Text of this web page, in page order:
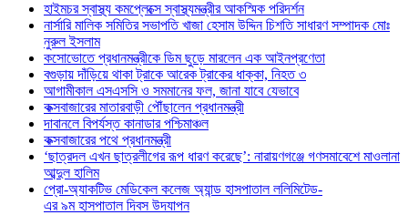
হাইমচর স্বাস্থ্য কমপ্লেক্সে স্বাস্থ্যমন্ত্রীর আকস্মিক পরিদর্শন
নার্সারি মালিক সমিতির সভাপতি খাজা হেসাম উদ্দিন চিশতি সাধারণ সম্পাদক মোঃ
নুরুল ইসলাম
কসোভোতে প্রধানমন্ত্রীকে ডিম ছুড়ে মারলেন এক আইনপ্রণেতা
বগুড়ায় দাঁড়িয়ে থাকা ট্রাকে আরেক ট্রাকের ধাক্কা, নিহত ৩
আগামীকাল এসএসসি ও সমমানের ফল, জানা যাবে যেভাবে
কক্সবাজারের মাতারবাড়ী পৌঁছালেন প্রধানমন্ত্রী
দাবানলে বিপর্যস্ত কানাডার পশ্চিমাঞ্চল
কক্সবাজারের পথে প্রধানমন্ত্রী
‘ছাত্রদল এখন ছাত্রলীগের রূপ ধারণ করেছে’: নারায়ণগঞ্জে গণসমাবেশে মাওলানা
আব্দুল হালিম
প্রো-অ্যাকটিভ মেডিকেল কলেজ অ্যান্ড হাসপাতাল ললিমিটেড-
এর ৯ম হাসপাতাল দিবস উদযাপন